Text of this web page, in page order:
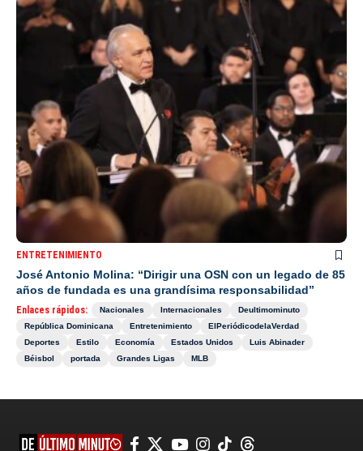
ENTRETENIMIENTO
José Antonio Molina: “Dirigir una OSN con un legado de 85
años de fundada es una grandísima responsabilidad”
Enlaces rápidos: Nacionales Internacionales
Deultimominuto
República Dominicana
Entretenimiento
ElPeriódicodelaVerdad
Deportes
Estilo Economía Estados Unidos
Luis Abinader
Béisbol
portada Grandes Ligas MLB